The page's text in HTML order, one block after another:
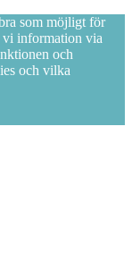
som möjligt för
vi information via
och
och vilka